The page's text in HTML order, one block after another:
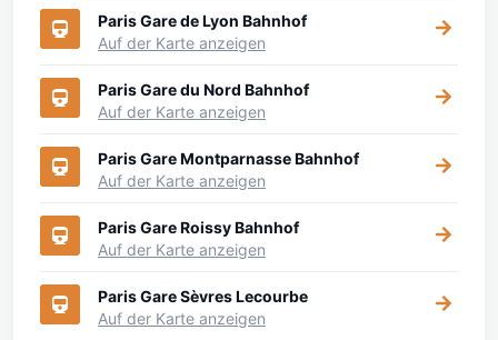
Paris Gare de Lyon Bahnhof
Auf der Karte anzeigen
Paris Gare du Nord Bahnhof
Auf der Karte anzeigen
Paris Gare Montparnasse Bahnhof
Auf der Karte anzeigen
Paris Gare Roissy Bahnhof
Auf der Karte anzeigen
Paris Gare Sèvres Lecourbe
Auf der Karte anzeigen